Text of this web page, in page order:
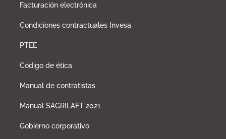
Facturación electrónica
Condiciones contractuales Invesa
PTEE
Código de ética
Manual de contratistas
Manual SAGRILAFT 2021
Gobierno corporativo